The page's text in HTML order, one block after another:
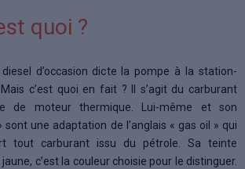
quoi ?
d’occasion dicte la pompe à la station-
c’est quoi en fait ? Il s’agit du carburant
de moteur thermique. Lui-même et son
sont une adaptation de l’anglais « gas oil » qui
tout carburant issu du pétrole. Sa teinte
c’est la couleur choisie pour le distinguer.